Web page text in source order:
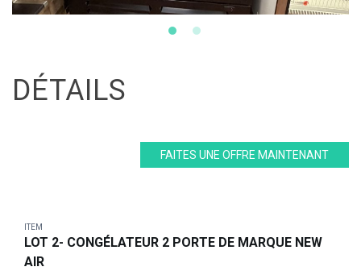
DÉTAILS
FAITES UNE OFFRE MAINTENANT
ITEM
LOT 2- CONGÉLATEUR 2 PORTE DE MARQUE NEW
AIR